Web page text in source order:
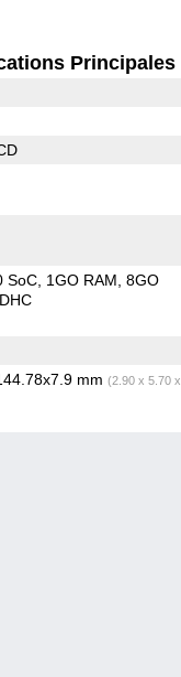
Principales
SoC 1GO RAM 8GO
mm (2.90 x 5.70 x